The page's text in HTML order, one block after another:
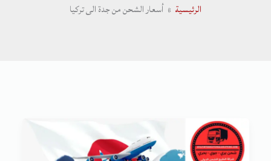
الرئيسية أسعار الشحن من جدة الى تركيا